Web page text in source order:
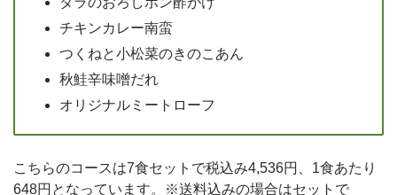
チキンカレー南蛮
つくねと小松菜のきのこあん
秋鮭辛味噌だれ
オリジナルミートローフ
こちらのコースは7食セットで税込み4,536円、1食あたり
648円となっています。※送料込みの場合はセットで